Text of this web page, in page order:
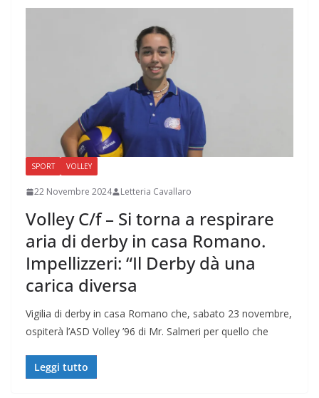
SPORT VOLLEY
22 Novembre 2024 Letteria Cavallaro
Volley C/f – Si torna a respirare
aria di derby in casa Romano.
Impellizzeri: “Il Derby dà una
carica diversa
Vigilia di derby in casa Romano che, sabato 23 novembre,
ospiterà l’ASD Volley ’96 di Mr. Salmeri per quello che
Leggi tutto